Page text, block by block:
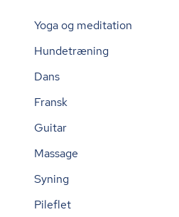
Yoga og meditation
Hundetræning
Dans
Fransk
Guitar
Massage
Syning
Pileflet